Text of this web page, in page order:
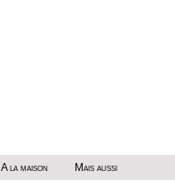
A la maison Mais aussi